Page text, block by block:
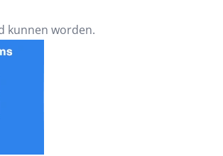
kunnen worden.